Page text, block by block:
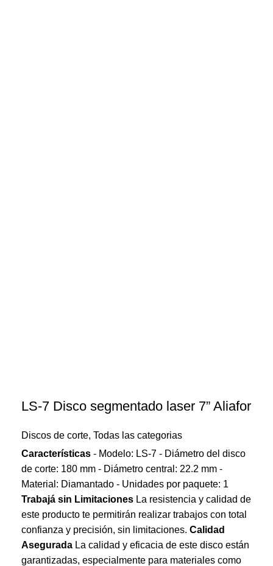
LS-7 Disco segmentado laser 7” Aliafor
Discos de corte, Todas las categorias
Características - Modelo: LS-7 - Diámetro del disco
de corte: 180 mm - Diámetro central: 22.2 mm -
Material: Diamantado - Unidades por paquete: 1
Trabajá sin Limitaciones La resistencia y calidad de
este producto te permitirán realizar trabajos con total
confianza y precisión, sin limitaciones. Calidad
Asegurada La calidad y eficacia de este disco están
garantizadas, especialmente para materiales como